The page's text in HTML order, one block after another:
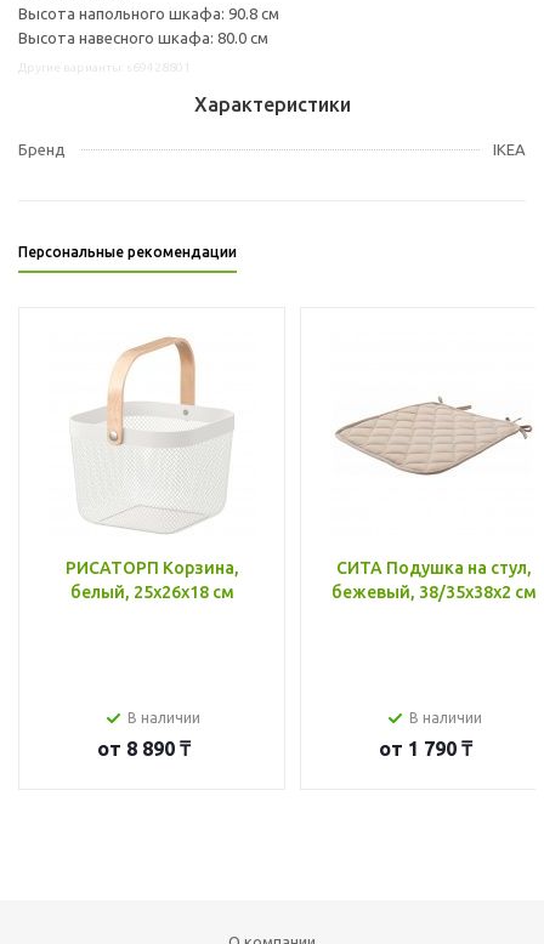
Высота напольного шкафа: 90.8 см
Высота навесного шкафа: 80.0 см
Характеристики
Бренд IKEA
Персональные рекомендации
РИСАТОРП Корзина,
белый, 25x26x18 см
В наличии
от 8 890 ₸
СИТА Подушка на стул,
бежевый, 38/35x38x2 см
В наличии
от 1 790 ₸